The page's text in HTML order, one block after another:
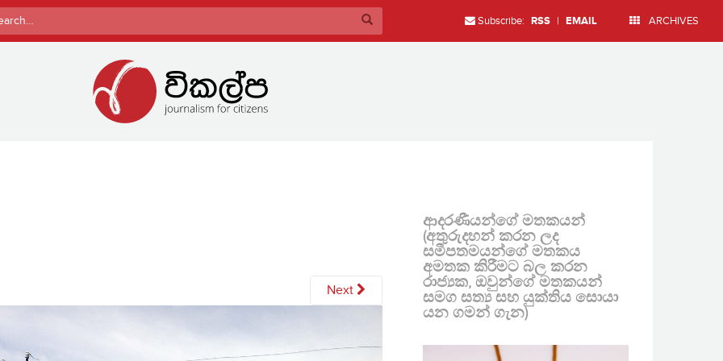
Subscribe: RSS | EMAIL ARCHIVES
Next
ආදරණීයන්ගේ මතකයන්
(අතුරුදහන් කරන ලද
සමීපතමයන්ගේ මතකය
අමතක කිරීමට බල කරන
රාජ්‍යක, ඔවුන්ගේ මතකයන්
සමග සත්‍ය සහ යුක්තිය සොයා
යන ගමන් ගැන)